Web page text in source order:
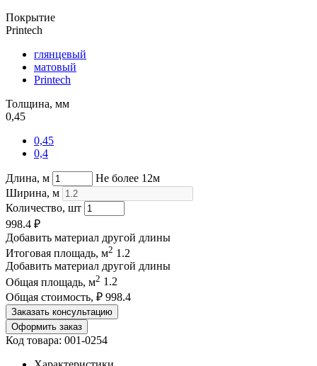
Покрытие
Printech
глянцевый
матовый
Printech
Толщина, мм
0,45
0,45
0,4
Длина, м
Не более 12м
Ширина, м
Количество, шт
998.4 ₽
Добавить материал другой длины
Итоговая площадь, м2 1.2
Добавить материал другой длины
Общая площадь, м2 1.2
Общая стоимость, ₽ 998.4
Заказать консультацию
Оформить заказ
Код товара: 001-0254